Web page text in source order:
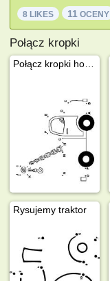
8 LIKES 11 OCENY
Połącz kropki
Rysujemy traktor